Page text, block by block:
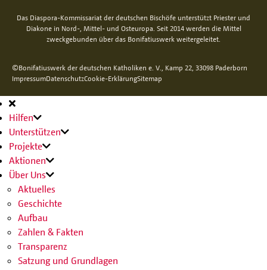
Das Diaspora-Kommissariat der deutschen Bischöfe unterstützt Priester und
Diakone in Nord-, Mittel- und Osteuropa. Seit 2014 werden die Mittel
zweckgebunden über das Bonifatiuswerk weitergeleitet.
©Bonifatiuswerk der deutschen Katholiken e. V., Kamp 22, 33098 Paderborn
ImpressumDatenschutzCookie-ErklärungSitemap
Hauptnavigation
Hilfen
Unterstützen
Projekte
Aktionen
Über Uns
Aktuelles
Geschichte
Aufbau
Zahlen & Fakten
Transparenz
Satzung und Grundlagen